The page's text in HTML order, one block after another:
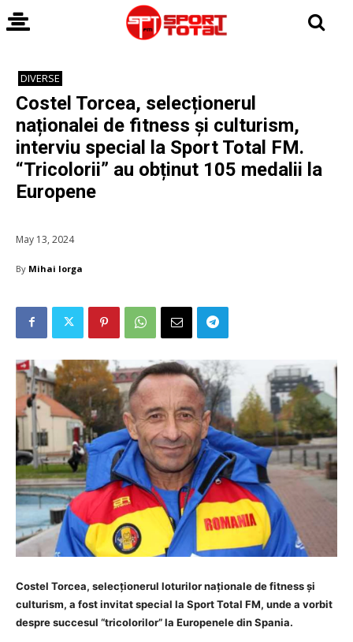
DIVERSE
Costel Torcea, selecționerul
naționalei de fitness și culturism,
interviu special la Sport Total FM.
“Tricolorii” au obținut 105 medalii la
Europene
May 13, 2024
By Mihai Iorga
Costel Torcea, selecționerul loturilor naționale de fitness și
culturism, a fost invitat special la Sport Total FM, unde a vorbit
despre succesul “tricolorilor” la Europenele din Spania.